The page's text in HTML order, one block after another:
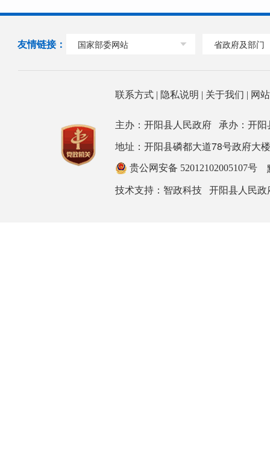
别
交
服
务
费
车停放服
务收费标
友情链接： 国家部委网站 省政府及部门
联系方式 | 隐私说明 | 关于我们 | 网
主办：开阳县人民政府 承办：开阳
地址：开阳县磷都大道78号政府
贵公网安备 52012102005107号
技术支持： 智政科技 开阳县人民